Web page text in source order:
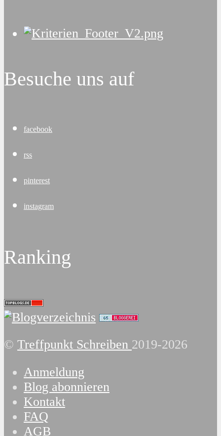
Besuche uns auf
facebook
rss
pinterest
instagram
Ranking
© Treffpunkt Schreiben 2019-2026
Anmeldung
Blog abonnieren
Kontakt
FAQ
AGB